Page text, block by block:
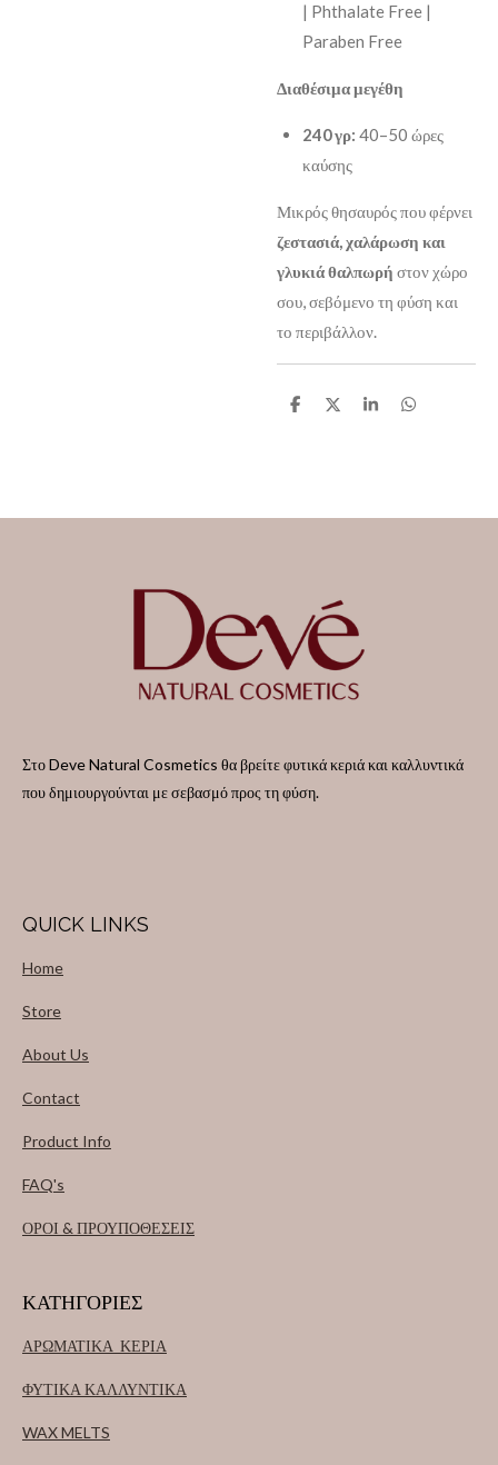
| Phthalate Free |
Paraben Free
Διαθέσιμα μεγέθη
240 γρ: 40–50 ώρες
καύσης
Μικρός θησαυρός που φέρνει
ζεστασιά, χαλάρωση και
γλυκιά θαλπωρή στον χώρο
σου, σεβόμενο τη φύση και
το περιβάλλον.
S
S
S
S
Στο Deve Natural Cosmetics θα βρείτε φυτικά κεριά και καλλυντικά
που δημιουργούνται με σεβασμό προς τη φύση.
QUICK LINKS
Home
Store
About Us
Contact
Product Info
FAQ's
ΟΡΟΙ & ΠΡΟΥΠΟΘΕΣΕΙΣ
ΚΑΤΗΓΟΡΙΕΣ
ΑΡΩΜΑΤΙΚΑ ΚΕΡΙΑ
ΦΥΤΙΚΑ ΚΑΛΛΥΝΤΙΚΑ
WAX MELTS